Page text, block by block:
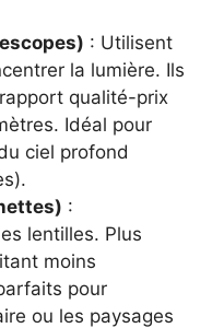
: Utilisent
la lumière. Ils
qualité-prix
Idéal pour
ciel profond
:
lentilles. Plus
moins
pour
ou les paysages